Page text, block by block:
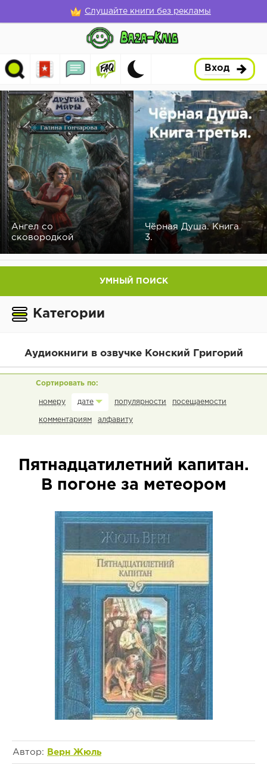
Слушайте книги без рекламы
Вход
Ангел со
сковородкой
Чёрная Душа. Книга
3.
УМНЫЙ ПОИСК
Категории
Аудиокниги в озвучке Конский Григорий
номеру дате популярности посещаемости
комментариям алфавиту
Пятнадцатилетний капитан.
В погоне за метеором
Автор: Верн Жюль